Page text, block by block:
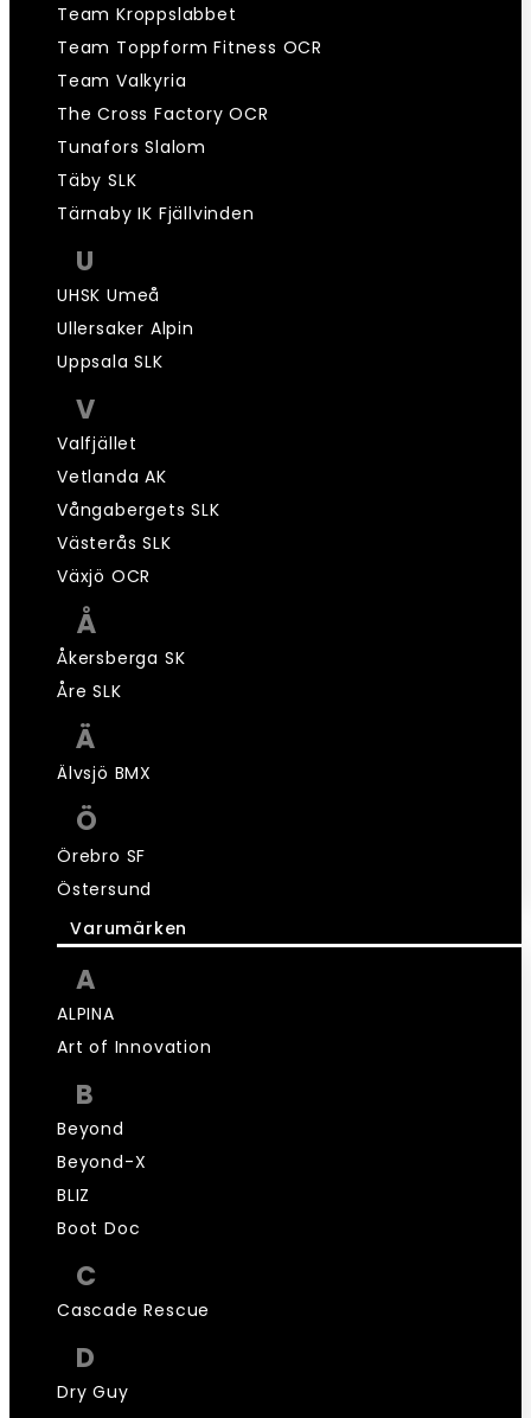
Team Kroppslabbet
Team Toppform Fitness OCR
Team Valkyria
The Cross Factory OCR
Tunafors Slalom
Täby SLK
Tärnaby IK Fjällvinden
U
UHSK Umeå
Ullersaker Alpin
Uppsala SLK
V
Valfjället
Vetlanda AK
Vångabergets SLK
Västerås SLK
Växjö OCR
Å
Åkersberga SK
Åre SLK
Ä
Älvsjö BMX
Ö
Örebro SF
Östersund
Varumärken
A
ALPINA
Art of Innovation
B
Beyond
Beyond-X
BLIZ
Boot Doc
C
Cascade Rescue
D
Dry Guy